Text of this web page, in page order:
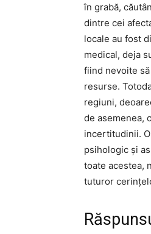
în grabă,
dintre cei
locale au fost
medical, deja
fiind nevoite
resurse.
regiuni,
de asemenea,
incertitudinii.
psihologic și
toate acestea,
tuturor